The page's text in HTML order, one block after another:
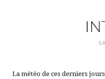
La météo de ces derniers